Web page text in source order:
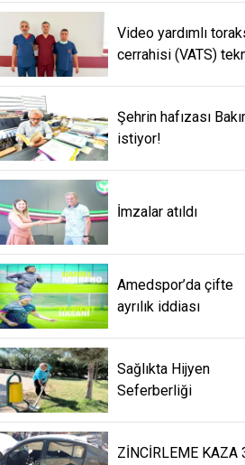
Video yardımlı
cerrahisi (VATS)
Şehrin hafızası
istiyor!
İmzalar atıldı
Amedspor’da çifte
ayrılık iddiası
Sağlıkta Hijyen
Seferberliği
ZİNCİRLEME KAZA